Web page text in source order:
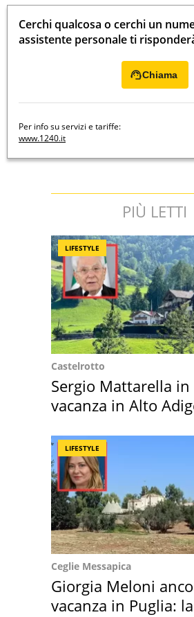
Cerchi qualcosa o cerchi un
assistente personale ti
Chiama
Per info su servizi e tariffe:
www.1240.it
PIÙ LETTI
LIFESTYLE
Castelrotto
Sergio Mattarella in
vacanza in Alto
LIFESTYLE
Ceglie Messapica
Giorgia Meloni
vacanza in Puglia: la